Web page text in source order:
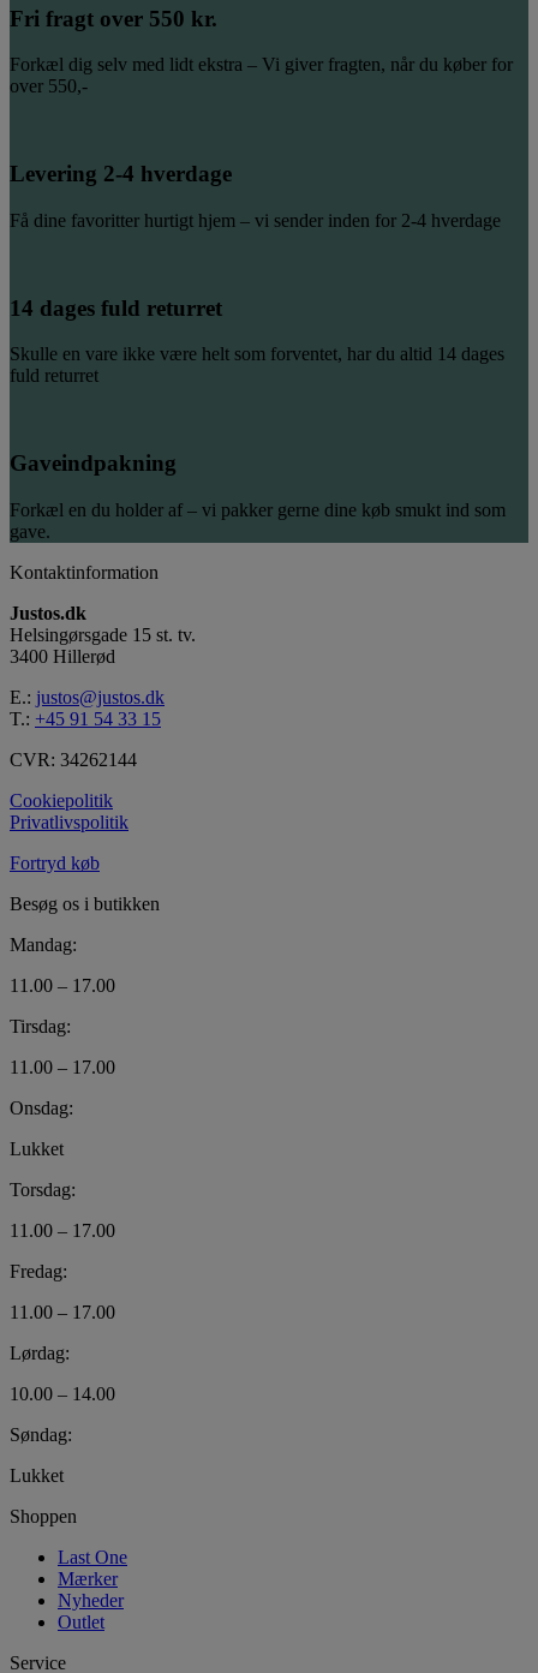
Fri fragt over 550 kr.
Forkæl dig selv med lidt ekstra – Vi giver fragten, når du køber for
over 550,-
Levering 2-4 hverdage
Få dine favoritter hurtigt hjem – vi sender inden for 2-4 hverdage
14 dages fuld returret
Skulle en vare ikke være helt som forventet, har du altid 14 dages
fuld returret
Gaveindpakning
Forkæl en du holder af – vi pakker gerne dine køb smukt ind som
gave.
Kontaktinformation
Justos.dk
Helsingørsgade 15 st. tv.
3400 Hillerød
E.: justos@justos.dk
T.: +45 91 54 33 15
CVR: 34262144
Cookiepolitik
Privatlivspolitik
Fortryd køb
Besøg os i butikken
Mandag:
11.00 – 17.00
Tirsdag:
11.00 – 17.00
Onsdag:
Lukket
Torsdag:
11.00 – 17.00
Fredag:
11.00 – 17.00
Lørdag:
10.00 – 14.00
Søndag:
Lukket
Shoppen
Last One
Mærker
Nyheder
Outlet
Service